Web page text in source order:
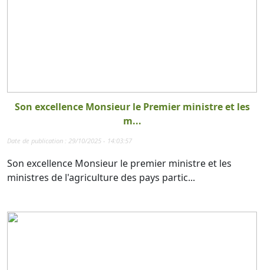
Son excellence Monsieur le Premier ministre et les
m...
Date de publication : 29/10/2025 - 14:03:57
Son excellence Monsieur le premier ministre et les
ministres de l'agriculture des pays partic...